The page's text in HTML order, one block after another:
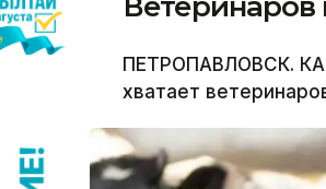
ПЕТРОПАВЛОВСК.
хватает